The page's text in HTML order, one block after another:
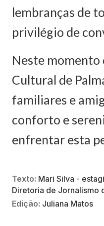
lembranças de
privilégio de
Neste momento
Cultural de
familiares e
conforto e
enfrentar esta
Texto: Mari Silva -
Diretoria de Jornalismo
Edição: Juliana Matos